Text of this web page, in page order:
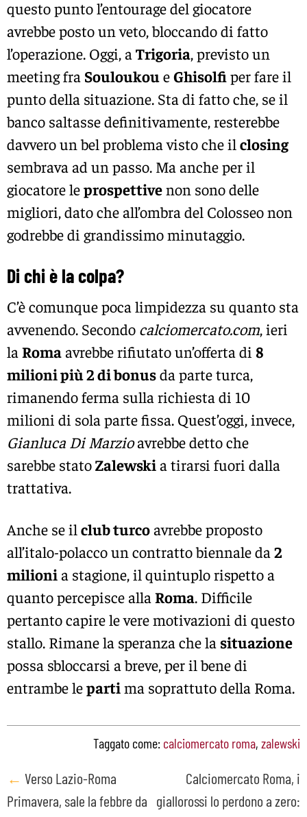
questo punto l’entourage del giocatore
avrebbe posto un veto, bloccando di fatto
l’operazione. Oggi, a Trigoria, previsto un
meeting fra Souloukou eGhisolfi per fare il
punto della situazione. Sta di fatto che, se il
banco saltasse definitivamente, resterebbe
davvero un bel problema visto che il closing
sembrava ad un passo. Ma anche per il
giocatore leprospettivenon sono delle
migliori, dato che all’ombra del Colosseo non
godrebbe di grandissimo minutaggio.
Di chi è la colpa?
C’è comunque poca limpidezza su quanto sta
avvenendo. Secondo calciomercato.com, ieri
la Romaavrebbe rifiutato un’offerta di 8
milioni più 2 di bonusda parte turca,
rimanendo ferma sulla richiesta di 10
milioni di sola parte fissa. Quest’oggi, invece,
Gianluca Di Marzioavrebbe detto che
sarebbe statoZalewskia tirarsi fuori dalla
trattativa.
Anche se il club turcoavrebbe proposto
all’italo-polacco un contratto biennale da 2
milionia stagione, il quintuplo rispetto a
quanto percepisce alla Roma. Difficile
pertanto capire le vere motivazioni di questo
stallo. Rimane la speranza che la situazione
possa sbloccarsi a breve, per il bene di
entrambe lepartima soprattuto della Roma.
Taggato come: calciomercato roma, zalewski
Post
navigation
← Verso Lazio-Roma
Primavera, sale la febbre da
Calciomercato Roma, i
giallorossi lo perdono a zero: